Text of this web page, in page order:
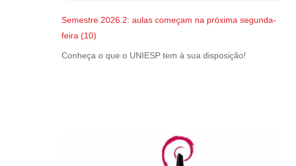
Semestre 2026.2: aulas começam na próxima segunda-
feira (10)
Conheça o que o UNIESP tem à sua disposição!